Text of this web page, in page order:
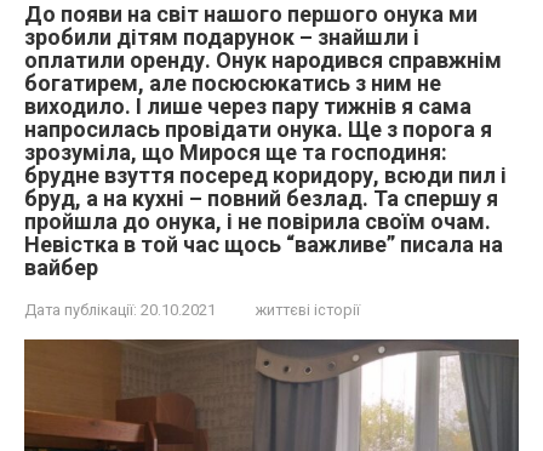
До появи на світ нашого першого онука ми
зробили дітям подарунок – знайшли і
оплатили оренду. Онук народився справжнім
богатирем, але посюсюкатись з ним не
виходило. І лише через пару тижнів я сама
напросилась провідати онука. Ще з порога я
зрозуміла, що Мирося ще та господиня:
брудне взуття посеред коридору, всюди пил і
бруд, а на кухні – повний безлад. Та спершу я
пройшла до онука, і не повірила своїм очам.
Невістка в той час щось “важливе” писала на
вайбер
Дата публікації: 20.10.2021 життєві історії